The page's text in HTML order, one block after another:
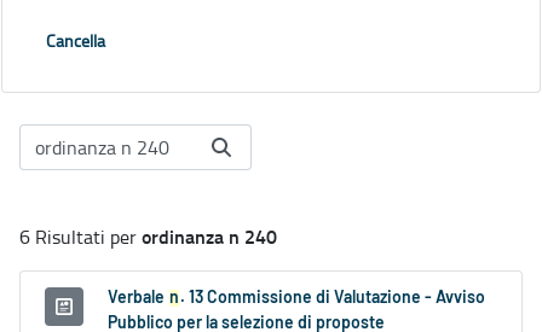
Cancella
6 Risultati perordinanza n 240
Verbale n . 13 Commissione di Valutazione - Avviso
Pubblico per la selezione di proposte